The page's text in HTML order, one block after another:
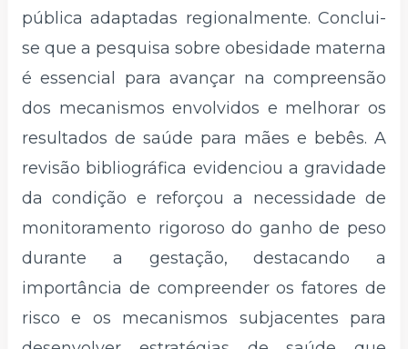
pública adaptadas regionalmente. Conclui-
se que a pesquisa sobre obesidade materna
é essencial para avançar na compreensão
dos mecanismos envolvidos e melhorar os
resultados de saúde para mães e bebês. A
revisão bibliográfica evidenciou a gravidade
da condição e reforçou a necessidade de
monitoramento rigoroso do ganho de peso
durante a gestação, destacando a
importância de compreender os fatores de
risco e os mecanismos subjacentes para